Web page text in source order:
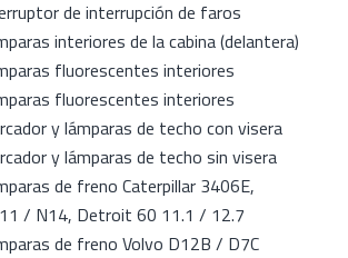
de interrupción de faros
interiores de la cabina (delantera)
fluorescentes interiores
fluorescentes interiores
y lámparas de techo con visera
y lámparas de techo sin visera
de freno Caterpillar 3406E,
/ N14, Detroit 60 11.1 / 12.7
de freno Volvo D12B / D7C